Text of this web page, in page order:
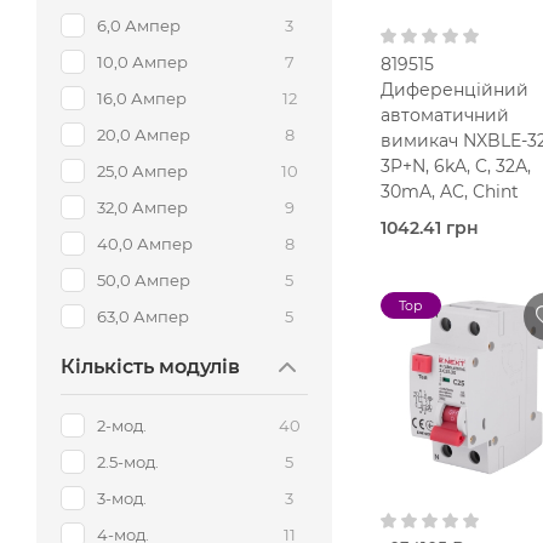
6,0 Ампер
3
10,0 Ампер
7
16,0 Ампер
12
20,0 Ампер
8
25,0 Ампер
10
32,0 Ампер
9
40,0 Ампер
8
50,0 Ампер
5
63,0 Ампер
5
Кількість модулів
2-мод.
40
2.5-мод.
5
3-мод.
3
4-мод.
11
819515
Диференційний
автоматичний
вимикач NXBLE-
3P+N, 6kA, C, 32А,
30mA, AC, Chint
1042.41 грн
32,0 Ампер
мод.
25 мм2
C
30 мА
Тип AC
В кошик
Top